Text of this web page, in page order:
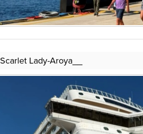
Scarlet Lady-Aroya__